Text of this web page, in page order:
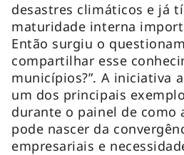
desastres climáticos e já
maturidade interna
Então surgiu o
compartilhar esse
municípios?”. A iniciativa
um dos principais
durante o painel de como
pode nascer da
empresariais e